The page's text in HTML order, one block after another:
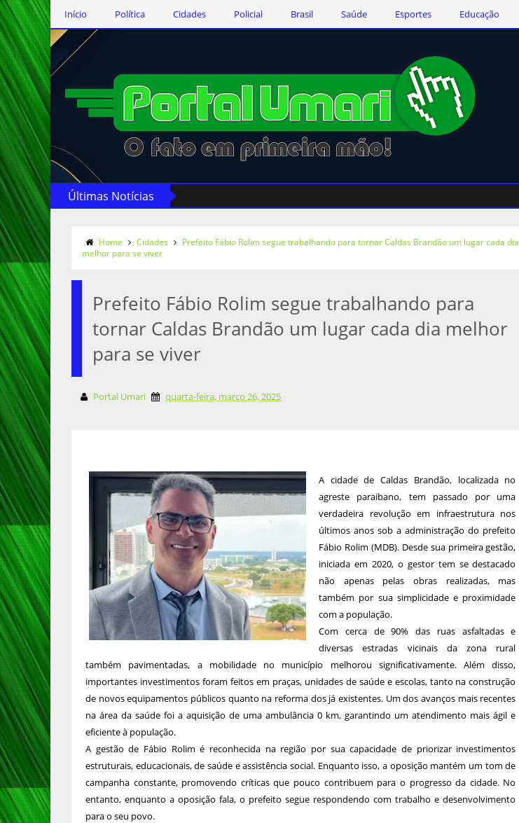
Início Política Cidades Policial Brasil Saúde Esportes Educação
Últimas Notícias
Home Cidades
Prefeito Fábio Rolim segue trabalhando para tornar Caldas Brandão um lugar cada dia
melhor para se viver
Prefeito Fábio Rolim segue trabalhando para
tornar Caldas Brandão um lugar cada dia melhor
para se viver
Portal Umari quarta-feira, março 26, 2025
A cidade de Caldas Brandão, localizada no
agreste paraibano, tem passado por uma
verdadeira revolução em infraestrutura nos
últimos anos sob a administração do prefeito
Fábio Rolim (MDB). Desde sua primeira gestão,
iniciada em 2020, o gestor tem se destacado
não apenas pelas obras realizadas, mas
também por sua simplicidade e proximidade
com a população.
Com cerca de 90% das ruas asfaltadas e
diversas estradas vicinais da zona rural
também pavimentadas, a mobilidade no município melhorou significativamente. Além disso,
importantes investimentos foram feitos em praças, unidades de saúde e escolas, tanto na construção
de novos equipamentos públicos quanto na reforma dos já existentes. Um dos avanços mais recentes
na área da saúde foi a aquisição de uma ambulância 0 km, garantindo um atendimento mais ágil e
eficiente à população.
A gestão de Fábio Rolim é reconhecida na região por sua capacidade de priorizar investimentos
estruturais, educacionais, de saúde e assistência social. Enquanto isso, a oposição mantém um tom de
campanha constante, promovendo críticas que pouco contribuem para o progresso da cidade. No
entanto, enquanto a oposição fala, o prefeito segue respondendo com trabalho e desenvolvimento
para o seu povo.